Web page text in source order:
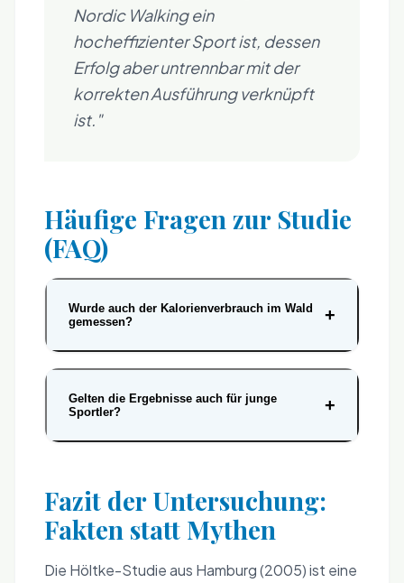
Nordic Walking ein
hocheffizienter Sport ist, dessen
Erfolg aber untrennbar mit der
korrekten Ausführung verknüpft
ist."
Häufige Fragen zur Studie
(FAQ)
Wurde auch der Kalorienverbrauch im Wald
gemessen?
+
Gelten die Ergebnisse auch für junge
Sportler?
+
Fazit der Untersuchung:
Fakten statt Mythen
Die Höltke-Studie aus Hamburg (2005) ist eine